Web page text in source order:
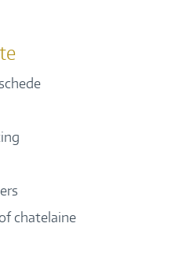
chatelaine